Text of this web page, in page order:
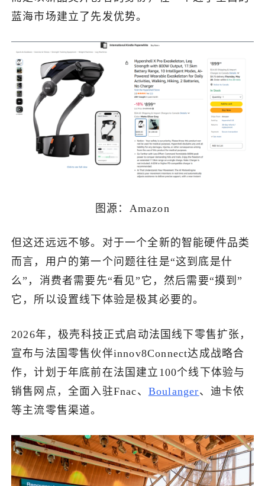
蓝海市场建立了先发优势。
图源：Amazon
但这还远远不够。对于一个全新的智能硬件品类
而言，用户的第一个问题往往是“这到底是什
么”，消费者需要先“看见”它，然后需要“摸到”
它，所以设置线下体验是极其必要的。
2026年，极壳科技正式启动法国线下零售扩张，
宣布与法国零售伙伴innov8Connect达成战略合
作，计划于年底前在法国建立100个线下体验与
销售网点，全面入驻Fnac、 Boulanger、迪卡侬
等主流零售渠道。